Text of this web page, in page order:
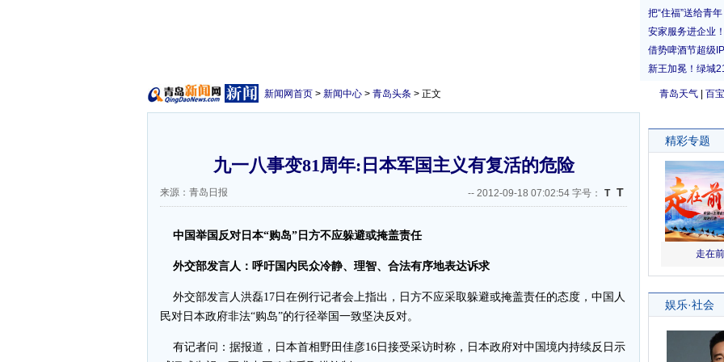
青岛天气 百
新闻网首页 > 新闻中心 > 青岛头条 > 正文
九一八事变81周年:日本军国主义有复活的危险
来源：青岛日报 -- 2012-09-18 07:02:54 字号： T T
中国举国反对日本“购岛”日方不应躲避或掩盖责任
外交部发言人：呼吁国内民众冷静、理智、合法有序地表达诉求
外交部发言人洪磊17日在例行记者会上指出，日方不应采取躲避或掩盖责任的态度，中国人
民对日本政府非法“购岛”的行径举国一致坚决反对。
有记者问：据报道，日本首相野田佳彦16日接受采访时称，日本政府对中国境内持续反日示